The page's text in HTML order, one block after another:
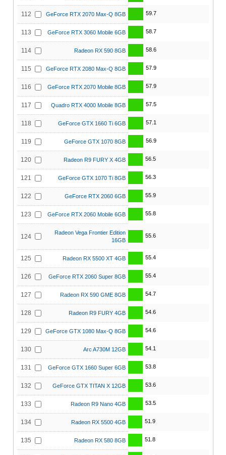
112 GeForce RTX 2070 Max-Q 8GB 59.7
113 GeForce RTX 3060 Mobile 6GB 58.7
114 Radeon RX 590 8GB 58.6
115 GeForce RTX 2080 Max-Q 8GB 57.9
116 GeForce RTX 2070 Mobile 8GB 57.9
117 Quadro RTX 4000 Mobile 8GB 57.5
118 GeForce GTX 1660 Ti 6GB 57.1
119 GeForce GTX 1070 8GB 56.9
120 Radeon R9 FURY X 4GB 56.5
121 GeForce GTX 1070 Ti 8GB 56.3
122 GeForce RTX 2060 6GB 55.9
123 GeForce RTX 2060 Mobile 6GB 55.8
124
Radeon Vega Frontier Edition
16GB
55.6
125 Radeon RX 5500 XT 4GB 55.4
126 GeForce RTX 2060 Super 8GB 55.4
127 Radeon RX 590 GME 8GB 54.7
128 Radeon R9 FURY 4GB 54.6
129 GeForce GTX 1080 Max-Q 8GB 54.6
130 Arc A730M 12GB 54.1
131 GeForce GTX 1660 Super 6GB 53.8
132 GeForce GTX TITAN X 12GB 53.6
133 Radeon R9 Nano 4GB 53.5
134 Radeon RX 5500 4GB 51.9
135 Radeon RX 580 8GB 51.8